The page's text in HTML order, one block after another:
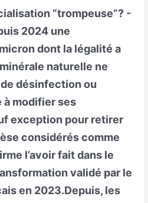
“trompeuse”? -
2024 une
dont la légalité a
naturelle ne
désinfection ou
modifier ses
exception pour retirer
considérés comme
l’avoir fait dans le
validé par le
en 2023.Depuis, les